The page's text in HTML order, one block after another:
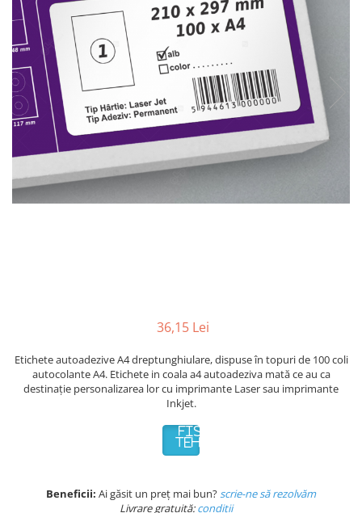
Plicuri de carton
Plicuri cu bule
Plicuri ecommerce
Pungi si sacose
Pungi curierat
Pungi coloane de aer
Pungi hartie
Pungi ziplock cu fermoar
Tuburi de carton
Separatoare carton si coltare
36,15 Lei
Etichete autoadezive A4 dreptunghiulare, dispuse în topuri de 100 coli
autocolante A4. Etichete in coala a4 autoadeziva mată ce au ca
destinație personalizarea lor cu imprimante Laser sau imprimante
Inkjet.
FISA
TEHNICA
Beneficii: Ai găsit un preț mai bun?scrie-ne să rezolvăm
Livrare gratuită:condiții